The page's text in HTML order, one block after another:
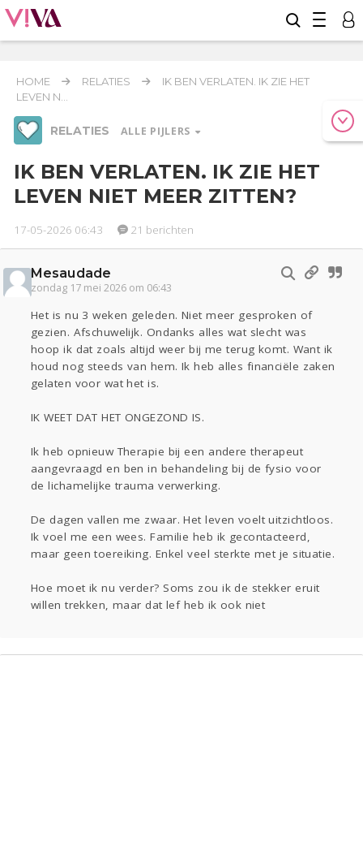
HOME RELATIES
IK BEN VERLATEN. IK ZIE HET
LEVEN N...
RELATIES ALLE PIJLERS
Werk & Studie Geld & Recht
Seks Gezondheid Overig
Oekraïne
Lijf & Lijn
Kinderen
Digi Eten
Mode & Beauty
Zwanger
Psyche Thuis
Klussen
Sport
Contact Viva zoekt
Aangeboden
Gevraagd
Lezen
IK BEN VERLATEN. IK ZIE HET
LEVEN NIET MEER ZITTEN?
17-05-2026 06:43 21 berichten
Mesaudade
zondag 17 mei 2026 om 06:43
Het is nu 3 weken geleden. Niet meer gesproken of
gezien. Afschuwelijk. Ondanks alles wat slecht was
hoop ik dat zoals altijd weer bij me terug komt. Want ik
houd nog steeds van hem. Ik heb alles financiële zaken
gelaten voor wat het is.
IK WEET DAT HET ONGEZOND IS.
Ik heb opnieuw Therapie bij een andere therapeut
aangevraagd en ben in behandeling bij de fysio voor
de lichamelijke trauma verwerking.
De dagen vallen me zwaar. Het leven voelt uitzichtloos.
Ik voel me een wees. Familie heb ik gecontacteerd,
maar geen toereiking. Enkel veel sterkte met je situatie.
Hoe moet ik nu verder? Soms zou ik de stekker eruit
willen trekken, maar dat lef heb ik ook niet